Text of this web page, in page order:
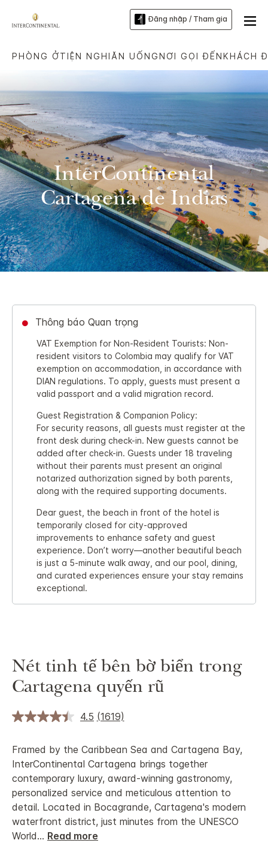
Đăng nhập / Tham gia
PHÒNG ỞTIỆN NGHI ĂN UỐNGNƠI GỌI ĐẾNKHÁCH
InterContinental
Cartagena de Indias
Thông báo Quan trọng
VAT Exemption for Non-Resident Tourists: Non-
resident visitors to Colombia may qualify for VAT
exemption on accommodation, in accordance with
DIAN regulations. To apply, guests must present a
valid passport and a valid migration record.
Guest Registration & Companion Policy:
For security reasons, all guests must register at the
front desk during check-in. New guests cannot be
added after check-in. Guests under 18 traveling
without their parents must present an original
notarized authorization signed by both parents,
along with the required supporting documents.
Dear guest, the beach in front of the hotel is
temporarily closed for city-approved
improvements to enhance safety and guest
experience. Don’t worry—another beautiful beach
is just a 5-minute walk away, and our pool, dining,
and curated experiences ensure your stay remains
exceptional.
Nét tinh tế bên bờ biển trong
Cartagena quyến rũ
4.5 (1619)
Framed by the Caribbean Sea and Cartagena Bay,
InterContinental Cartagena brings together
contemporary luxury, award-winning gastronomy,
personalized service and meticulous attention to
detail. Located in Bocagrande, Cartagena's modern
waterfront district, just minutes from the UNESCO
World... Read more